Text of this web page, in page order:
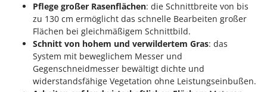
Pflege großer Rasenflächen: die Schnittbreite von bis
zu 130 cm ermöglicht das schnelle Bearbeiten großer
Flächen bei gleichmäßigem Schnittbild.
Schnitt von hohem und verwildertem Gras: das
System mit beweglichem Messer und
Gegenschneidmesser bewältigt dichte und
widerstandsfähige Vegetation ohne Leistungseinbußen.